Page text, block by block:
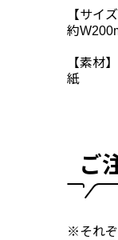
【サイズ
約
【素材】
紙
ご
※それぞ